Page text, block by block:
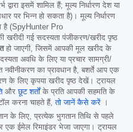
इसमें शामिल हैं; मूल्य निर्धारण देश या
पर भिन्न हो सकता है)। मूल्य निर्धारण
है (SpyHunter Pro
गई सदस्यता पंजीकरण/खरीद पृष्ठ
हो जाएगी, जिसमें आपकी मूल खरीद के
अवधि के लिए या प्रचार सामग्री/
नवीनीकरण का प्रावधान है, बशर्ते आप एक
के लिए कृपया खरीद पृष्ठ देखें। ट्रायल
औरछूट शर्तोंके प्रति आपकी सहमति के
करना चाहते हैं,तो जानें कैसे करें ।
के लिए, प्रत्येक भुगतान तिथि से पहले
ईमेल रिमाइंडर भेजा जाएगा। ट्रायल